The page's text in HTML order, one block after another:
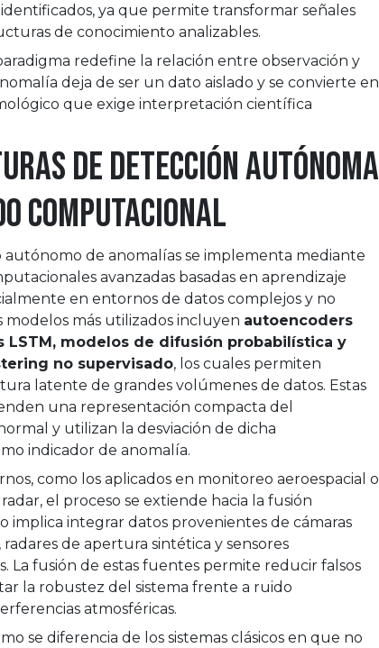
ya que permite transformar señales
de conocimiento analizables.
redefine la relación entre observación y
deja de ser un dato aislado y se convierte en
que exige interpretación científica
de detección autónoma
computacional
autónomo de anomalías se implementa mediante
avanzadas basadas en aprendizaje
en entornos de datos complejos y no
modelos más utilizados incluyen autoencoders
LSTM, modelos de difusión probabilística y
no supervisado, los cuales permiten
latente de grandes volúmenes de datos. Estas
una representación compacta del
y utilizan la desviación de dicha
indicador de anomalía.
como los aplicados en monitoreo aeroespacial o
radar, el proceso se extiende hacia la fusión
implica integrar datos provenientes de cámaras
radares de apertura sintética y sensores
La fusión de estas fuentes permite reducir falsos
la robustez del sistema frente a ruido
atmosféricas.
se diferencia de los sistemas clásicos en que no